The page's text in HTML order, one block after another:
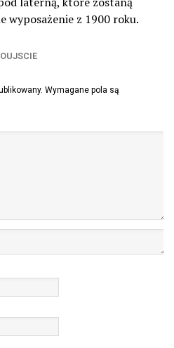
wyposażenie z 1900 roku.
Wymagane pola są